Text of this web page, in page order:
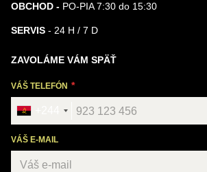
OBCHOD - PO-PIA 7:30 do 15:30
SERVIS - 24 H / 7 D
ZAVOLÁME VÁM SPÄŤ
VÁŠ TELEFÓN
VÁŠ E-MAIL